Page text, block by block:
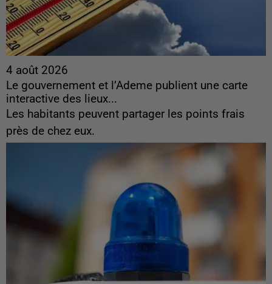
4 août 2026
Le gouvernement et l’Ademe publient une carte
interactive des lieux...
Les habitants peuvent partager les points frais
près de chez eux.